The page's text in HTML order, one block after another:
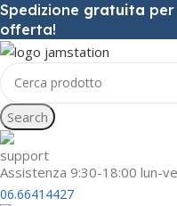
Spedizione gratuita
offerta!
Search
Assistenza 9:30-18:00 lun-
06.66414427